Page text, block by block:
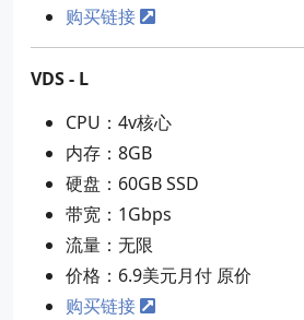
购买链接
VDS - L
CPU：4v核心
内存：8GB
硬盘：60GB SSD
带宽：1Gbps
流量：无限
价格：6.9美元月付 原价
购买链接